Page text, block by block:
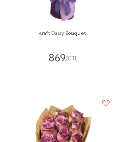
Kraft Daisy Bouquet
869,00 TL